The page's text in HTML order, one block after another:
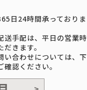
日24時間承っておりま
送手配は、平日の営業時
きます。
い合わせについては、下
認ください。